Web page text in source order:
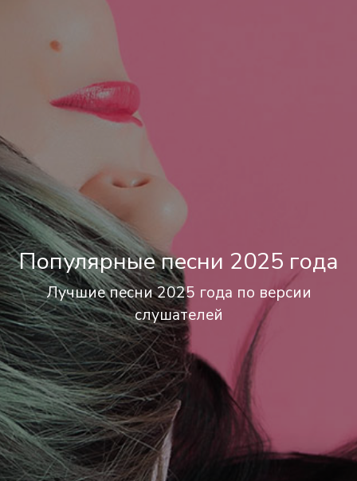
Популярные песни 2025 года
Лучшие песни 2025 года по версии
слушателей